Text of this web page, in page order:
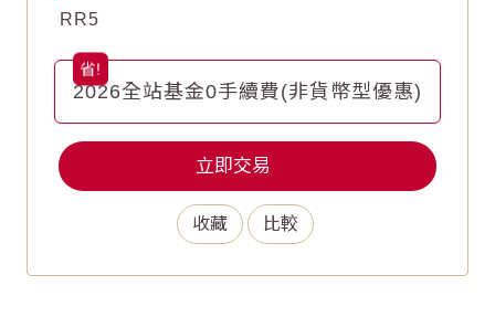
RR5
2026全站基金0手續費(非貨幣型優惠)
收藏 比較
立即交易